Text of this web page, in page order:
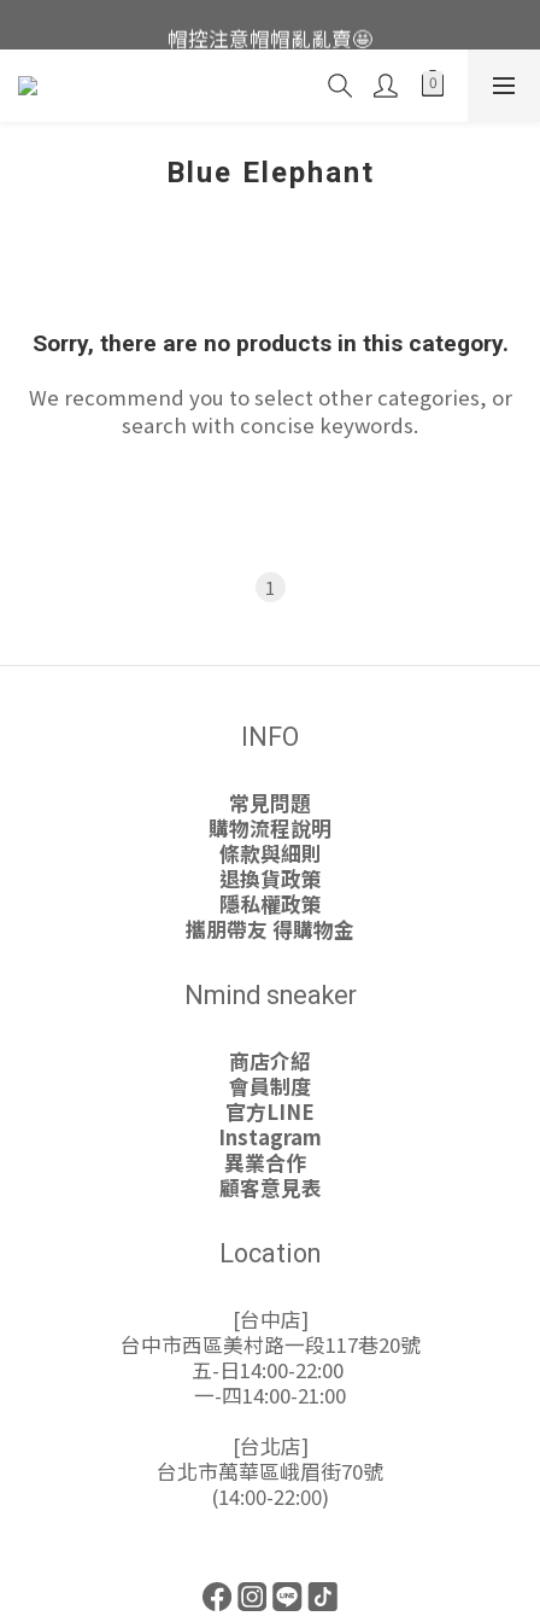
這裡現貨不用等👟
帽控注意帽帽亂亂賣🤩
這裡現貨不用等👟
Blue Elephant
Sorry, there are no products in this category.
We recommend you to select other categories, or
search with concise keywords.
1
INFO
常見問題
購物流程說明
條款與細則
退換貨政策
隱私權政策
攜朋帶友 得購物金
Nmind sneaker
商店介紹
會員制度
官方LINE
Instagram
異業合作
顧客意見表
Location
[台中店]
台中市西區美村路一段117巷20號
五-日14:00-22:00
一-四14:00-21:00
[台北店]
台北市萬華區峨眉街70號
(14:00-22:00)